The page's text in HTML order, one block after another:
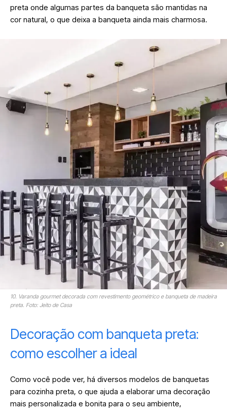
preta onde algumas partes da banqueta são mantidas na
cor natural, o que deixa a banqueta ainda mais charmosa.
10. Varanda gourmet decorada com revestimento geométrico e banqueta de madeira
preta. Foto: Jeito de Casa
Decoração com banqueta preta:
como escolher a ideal
Como você pode ver, há diversos modelos de banquetas
para cozinha preta, o que ajuda a elaborar uma decoração
mais personalizada e bonita para o seu ambiente,